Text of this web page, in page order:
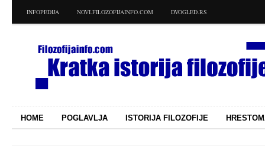
INFOPEDIJA NOVI.FILOZOFIJAINFO.COM DVOGLED.RS
HOME POGLAVLJA ISTORIJA FILOZOFIJE